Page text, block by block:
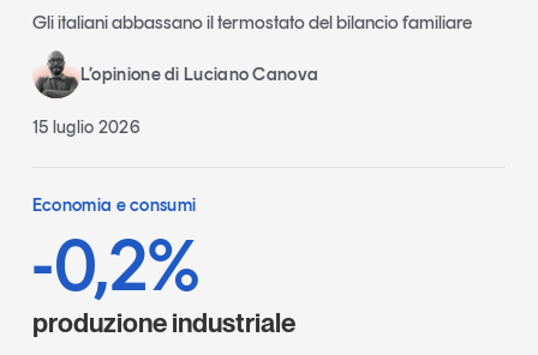
Gli italiani abbassano il termostato del bilancio familiare
L’opinione di Luciano Canova
15 luglio 2026
Economia e consumi
-0,2%
produzione industriale